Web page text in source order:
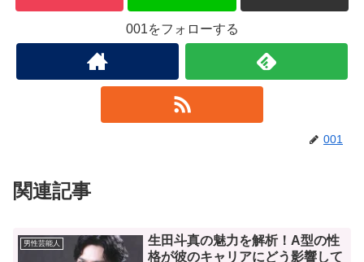
001をフォローする
001
関連記事
男性芸能人
生田斗真の魅力を解析！A型の性
格が彼のキャリアにどう影響して